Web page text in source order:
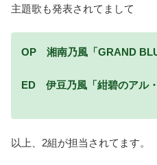
主題歌も発表されてまして
OP 湘南乃風「GRAND
ED 伊豆乃風「紺碧のアル・
以上、2組が担当されてます。